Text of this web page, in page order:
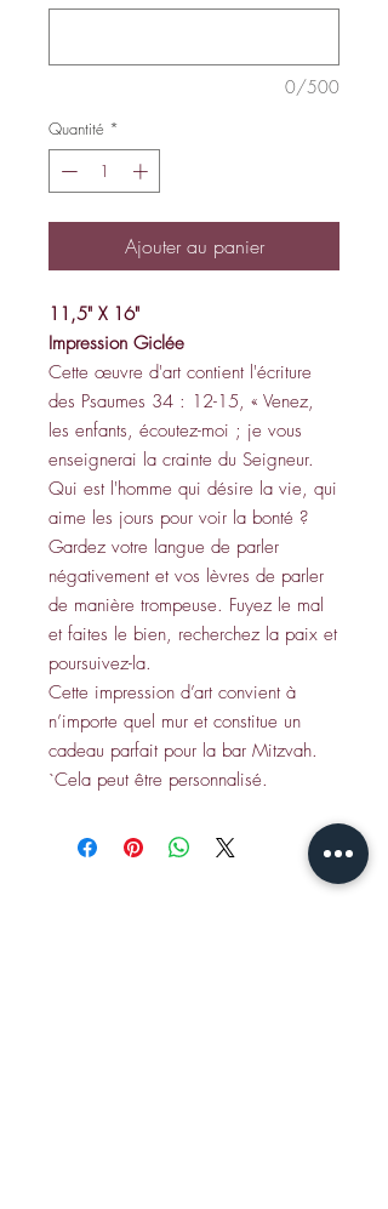
0/500
Quantité *
Ajouter au panier
11,5" X 16"
Impression Giclée
Cette œuvre d'art contient l'écriture
des Psaumes 34 : 12-15, « Venez,
les enfants, écoutez-moi ; je vous
enseignerai la crainte du Seigneur.
Qui est l'homme qui désire la vie, qui
aime les jours pour voir la bonté ?
Gardez votre langue de parler
négativement et vos lèvres de parler
de manière trompeuse. Fuyez le mal
et faites le bien, recherchez la paix et
poursuivez-la.
Cette impression d’art convient à
n’importe quel mur et constitue un
cadeau parfait pour la bar Mitzvah.
`Cela peut être personnalisé.